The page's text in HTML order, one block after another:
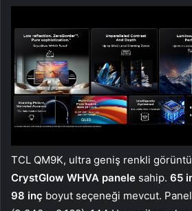
TCL QM9K, ultra geniş renkli
CrystGlow WHVA panele sahip. 65
98 inç boyut seçeneği mevcut.